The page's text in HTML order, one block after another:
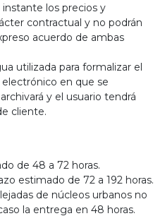
los precios y
contractual y no podrán
acuerdo de ambas
utilizada para formalizar el
en que se
y el usuario tendrá
cliente.
de 48 a 72 horas.
estimado de 72 a 192 horas.
de núcleos urbanos no
la entrega en 48 horas.